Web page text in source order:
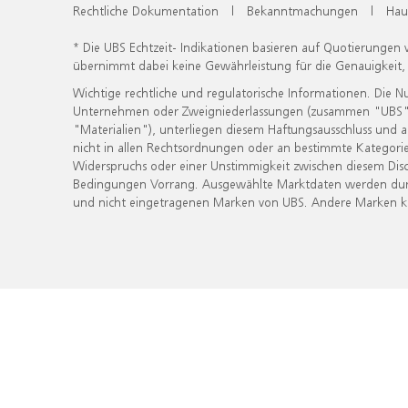
Rechtliche Dokumentation | Bekanntmachungen |
* Die UBS Echtzeit- Indikationen basieren auf
übernimmt dabei keine Gewährleistung für die
Wichtige rechtliche und regulatorische Informationen. Die
Unternehmen oder Zweigniederlassungen (zusammen
"Materialien"), unterliegen diesem Haftungsausschluss
nicht in allen Rechtsordnungen oder an bestimmte
Widerspruchs oder einer Unstimmigkeit zwischen diesem
Bedingungen Vorrang. Ausgewählte Marktdaten werden
und nicht eingetragenen Marken von UBS. Andere Marken